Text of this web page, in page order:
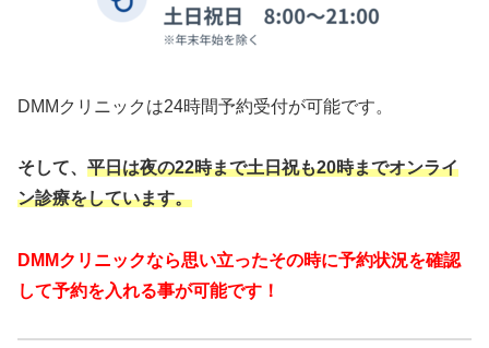
DMMクリニックは24時間予約受付が可能です。
そして、 平日は夜の22時まで土日祝も20時までオンライ
ン診療をしています。
DMMクリニックなら思い立ったその時に予約状況を確認
して予約を入れる事が可能です！